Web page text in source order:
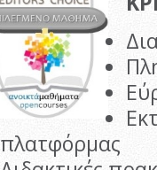
πλατφόρμας